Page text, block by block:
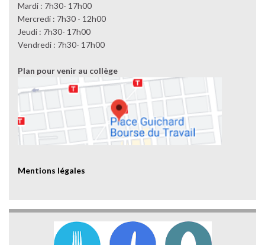
Mardi : 7h30- 17h00
Mercredi : 7h30 - 12h00
Jeudi : 7h30- 17h00
Vendredi : 7h30- 17h00
Plan pour venir au collège
Mentions légales